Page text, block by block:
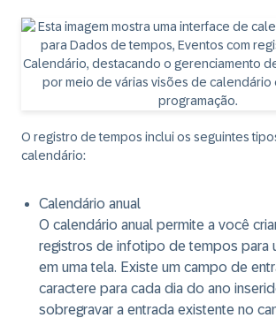
O registro de tempos inclui os seguintes
calendário:
Calendário anual
O calendário anual permite a você
registros de infotipo de tempos para
em uma tela. Existe um campo de
caractere para cada dia do ano
sobregravar a entrada existente no